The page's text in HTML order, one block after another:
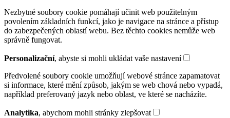
Nezbytné soubory cookie pomáhají učinit web použitelným
povolením základních funkcí, jako je navigace na stránce a přístup
do zabezpečených oblastí webu. Bez těchto cookies nemůže web
správně fungovat.
Personalizační, abyste si mohli ukládat vaše nastavení
Předvolené soubory cookie umožňují webové stránce zapamatovat
si informace, které mění způsob, jakým se web chová nebo vypadá,
například preferovaný jazyk nebo oblast, ve které se nacházíte.
Analytika, abychom mohli stránky zlepšovat